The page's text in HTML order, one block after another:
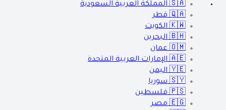
🇸🇦 المملكة العربية السعودية
🇶🇦 قطر
🇰🇼 الكويت
🇧🇭 البحرين
🇴🇲 عمان
🇦🇪 الإمارات العربية المتحدة
🇾🇪 اليمن
🇸🇾 سوريا
🇵🇸 فلسطين
🇪🇬 مصر